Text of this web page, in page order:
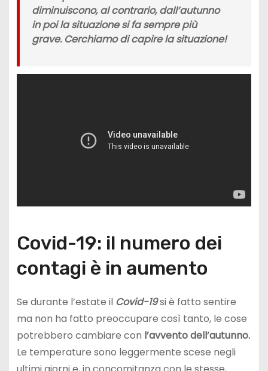
diminuiscono, al contrario, dall’autunno
in poi la situazione si fa sempre più
grave. Cerchiamo di capire la situazione!
Covid-19: il numero dei
contagi è in aumento
Se durante l’estate il Covid-19si è fatto sentire
ma non ha fatto preoccupare così tanto, le cose
potrebbero cambiare con l’avvento dell’autunno.
Le temperature sono leggermente scese negli